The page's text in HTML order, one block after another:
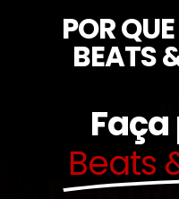
POR
BEATS
Beats